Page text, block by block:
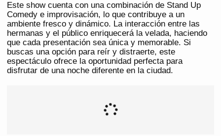
Este show cuenta con una combinación de Stand Up
Comedy e improvisación, lo que contribuye a un
ambiente fresco y dinámico. La interacción entre las
hermanas y el público enriquecerá la velada, haciendo
que cada presentación sea única y memorable. Si
buscas una opción para reír y distraerte, este
espectáculo ofrece la oportunidad perfecta para
disfrutar de una noche diferente en la ciudad.